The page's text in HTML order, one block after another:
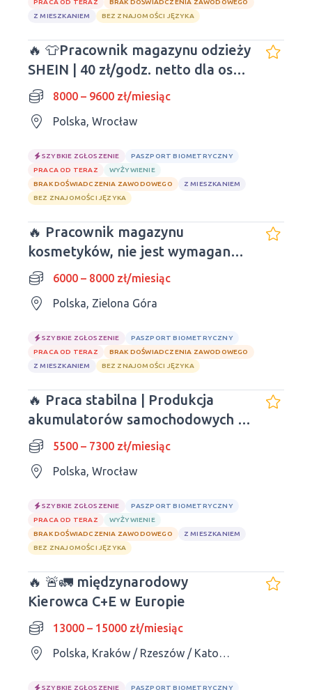
PRACA OD TERAZ
BRAK DOŚWIADCZENIA ZAWODOWEGO
Z MIESZKANIEM
BEZ ZNAJOMOŚCI JĘZYKA
🔥 👕Pracownik magazynu odzieży
SHEIN | 40 zł/godz. netto dla osób
młodych!8000 – 9600 zł/miesiąc
Polska, Wrocław
SZYBKIE ZGŁOSZENIE
PASZPORT BIOMETRYCZNY
PRACA OD TERAZ
WYŻYWIENIE
BRAK DOŚWIADCZENIA ZAWODOWEGO
Z MIESZKANIEM
BEZ ZNAJOMOŚCI JĘZYKA
🔥 Pracownik magazynu
kosmetyków, nie jest wymagane
doświadczenie i znajomość
języków obcych
6000 – 8000 zł/miesiąc
Polska, Zielona Góra
SZYBKIE ZGŁOSZENIE
PASZPORT BIOMETRYCZNY
PRACA OD TERAZ
BRAK DOŚWIADCZENIA ZAWODOWEGO
Z MIESZKANIEM
BEZ ZNAJOMOŚCI JĘZYKA
🔥 Praca stabilna | Produkcja
akumulatorów samochodowych |
Wrocław5500 – 7300 zł/miesiąc
Polska, Wrocław
SZYBKIE ZGŁOSZENIE
PASZPORT BIOMETRYCZNY
PRACA OD TERAZ
WYŻYWIENIE
BRAK DOŚWIADCZENIA ZAWODOWEGO
Z MIESZKANIEM
BEZ ZNAJOMOŚCI JĘZYKA
🔥 🚨🚛 międzynarodowy
Kierowca C+E w Europie
13000 – 15000 zł/miesiąc
Polska, Kraków / Rzeszów / Katowice / Kielce / Lublin
SZYBKIE ZGŁOSZENIE
PASZPORT BIOMETRYCZNY